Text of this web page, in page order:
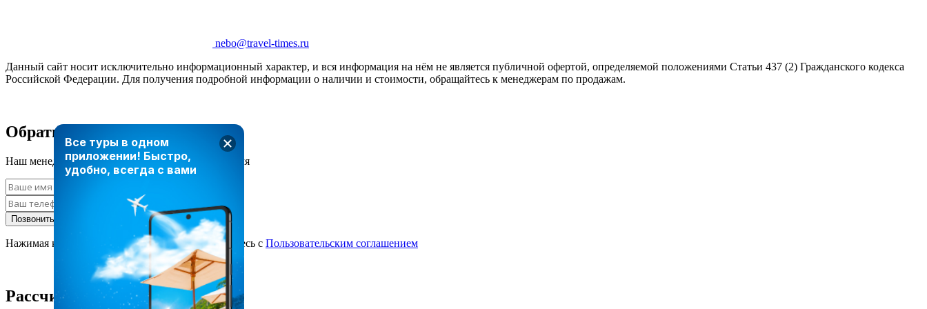
Все туры в одном
приложении! Быстро,
удобно, всегда с вами
nebo@travel-times.ru
Данный сайт носит исключительно информационный характер, и вся информация на нём не является публичной офертой, определяемой положениями Статьи 437 (2) Гражданского кодекса
Российской Федерации. Для получения подробной информации о наличии и стоимости, обращайтесь к менеджерам по продажам.
Обратный звонок
Наш менеджер свяжется с вами в ближайшее время
Позвонить мне
Нажимая кнопку «Позвонить мне», вы соглашаетесь с Пользовательским соглашением
Рассчитать стоимость тура